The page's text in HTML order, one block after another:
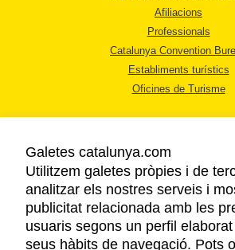
Afiliacions
Professionals
Catalunya Convention
Establiments turístics
Oficines de Turisme
AVÍS LEGAL
POLÍTICA DE PRIVACITAT
COOKIES
Galetes catalunya.com
Utilitzem galetes pròpies i de
analitzar els nostres serveis i
publicitat relacionada amb les
usuaris segons un perfil
seus hàbits de navegació. Pots